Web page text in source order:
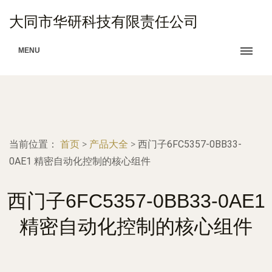
大同市华研科技有限责任公司
MENU
当前位置： 首页 > 产品大全 > 西门子6FC5357-0BB33-
0AE1 精密自动化控制的核心组件
西门子6FC5357-0BB33-0AE1
精密自动化控制的核心组件